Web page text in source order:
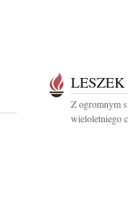
Z ogromnym
wieloletniego